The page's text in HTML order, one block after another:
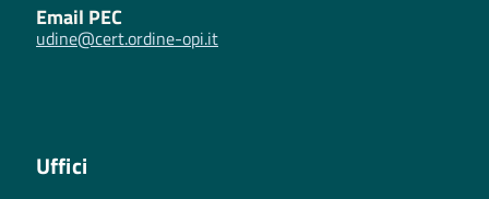
Email PEC
udine@cert.ordine-opi.it
Uffici